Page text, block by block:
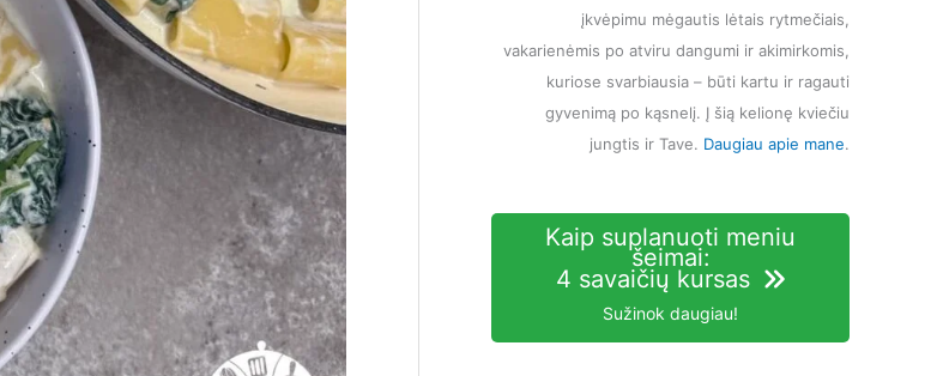
įkvėpimu mėgautis lėtais rytmečiais,
vakarienėmis po atviru dangumi ir akimirkomis,
kuriose svarbiausia – būti kartu ir ragauti
gyvenimą po kąsnelį. Į šią kelionę kviečiu
jungtis ir Tave. Daugiau apie mane.
Kaip suplanuoti meniu
šeimai:
4 savaičių kursas
Sužinok daugiau!